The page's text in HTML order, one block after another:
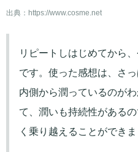
出典： https://www.cosme.net
リピートしはじめてから
です。使った感想は、さ
内側から潤っているのが
て、潤いも持続性がある
く乗り越えることができま